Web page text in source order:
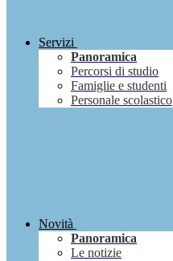
Servizi
Panoramica
Percorsi di studio
Famiglie e studenti
Personale scolastico
Novità
Panoramica
Le notizie